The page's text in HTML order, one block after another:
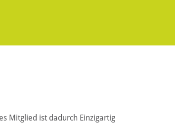
Mitglied ist dadurch Einzigartig